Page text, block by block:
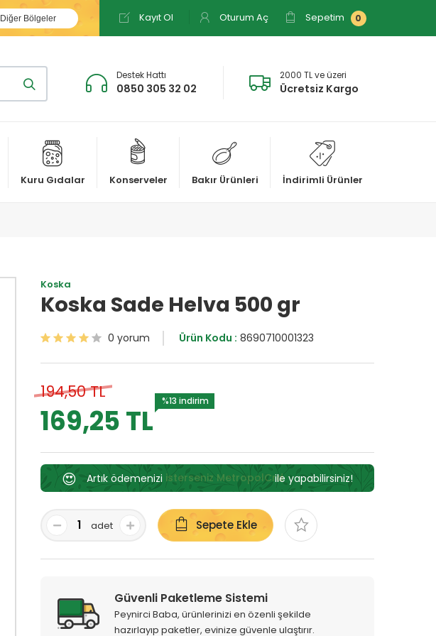
Diğer Bölgeler Kayıt Ol Oturum Aç Sepetim 0
Destek Hattı
0850 305 32 02
2000 TL ve üzeri
Ücretsiz Kargo
Kuru Gıdalar Konserveler Bakır Ürünleri İndirimli Ürünler
Koska
Koska Sade Helva 500 gr
0 yorum Ürün Kodu : 8690710001323
194,50 TL
169,25 TL
%13 indirim
😍 Artık ödemenizi isterseniz MetropolCrdile yapabilirsiniz!
adet Sepete Ekle
Güvenli Paketleme Sistemi
Peynirci Baba, ürünlerinizi en özenli şekilde
hazırlayıp paketler, evinize güvenle ulaştırır.